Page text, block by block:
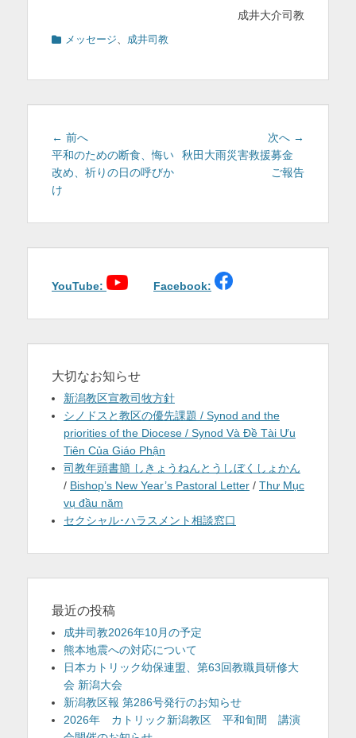
成井大介司教
カ メッセージ、 成井司教
投
稿
ナ
ビ
シ
ン
← 前へ前
の
投
平和のための断食、悔い
改め、祈りの日の呼びか
け
次へ →
投
秋田大雨災害救援募金
ご報告
YouTube: Facebook:
大切なお知らせ
新潟教区宣教司牧方針
シノドスと教区の優先課題 / Synod and the
priorities of the Diocese / Synod Và Đề Tài Ưu
Tiên Của Giáo Phận
司教年頭書簡 しきょうねんとうしぼくしょかん
/ Bishop’s New Year’s Pastoral Letter / Thư Mục
vụ đầu năm
セクシャル･ハラスメント相談窓口
最近の投稿
成井司教2026年10月の予定
熊本地震への対応について
日本カトリック幼保連盟、第63回教職員研修大
会 新潟大会
新潟教区報 第286号発行のお知らせ
2026年 カトリック新潟教区 平和旬間 講演